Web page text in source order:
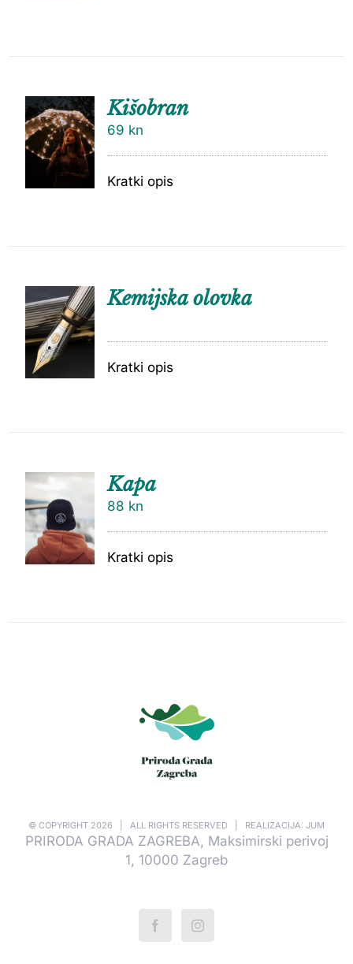
Kišobran
69 kn
Kratki opis
Kemijska olovka
Kratki opis
KOŠARI
CU
Kapa
88 kn
Kratki opis
© COPYRIGHT 2026 | ALL RIGHTS RESERVED | REALIZACIJA: JUM
PRIRODA GRADA ZAGREBA, Maksimirski perivoj
1, 10000 Zagreb